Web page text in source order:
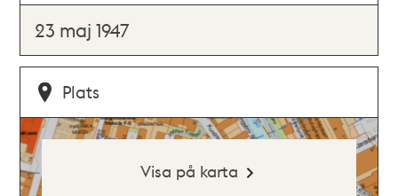
23 maj 1947
Plats
Visa på karta